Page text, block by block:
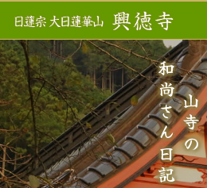
山寺の
和尚さん日記